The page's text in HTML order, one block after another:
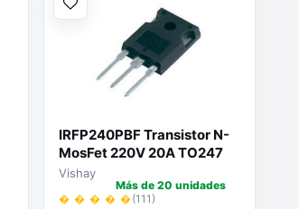
IRFP240PBF Transistor N-
MosFet 220V 20A TO247
Vishay
� � � � �(111)
Más de 20 unidades